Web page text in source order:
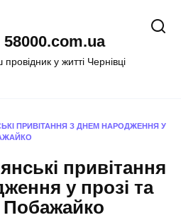
58000.com.ua
у житті Чернівці
ПРИВІТАННЯ З ДНЕМ НАРОДЖЕННЯ У
привітання
у прозі та
Побажайко